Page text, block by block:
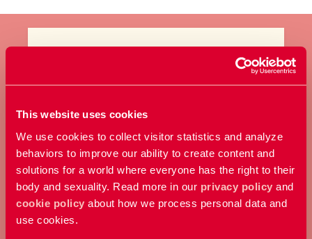
This website uses cookies
We use cookies to collect visitor statistics and analyze
behaviors to improve our ability to create content and
solutions for a world where everyone has the right to their
body and sexuality. Read more in our privacy policy and
cookie policy about how we process personal data and
use cookies.
BLI MEDLEM
Ta ställning för allas rätt att
bestämma över sin kropp och
sexualitet.
Bli medlem